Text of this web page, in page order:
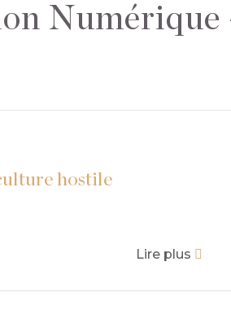
Numérique
hostile
Lire plus